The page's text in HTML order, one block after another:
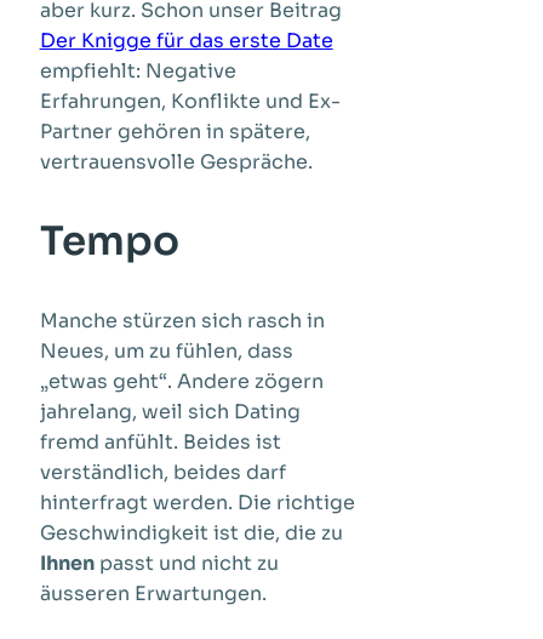
aber kurz. Schon unser Beitrag
Der Knigge für das erste Date
empfiehlt: Negative
Erfahrungen, Konflikte und Ex-
Partner gehören in spätere,
vertrauensvolle Gespräche.
Tempo
Manche stürzen sich rasch in
Neues, um zu fühlen, dass
„etwas geht“. Andere zögern
jahrelang, weil sich Dating
fremd anfühlt. Beides ist
verständlich, beides darf
hinterfragt werden. Die richtige
Geschwindigkeit ist die, die zu
Ihnenpasst und nicht zu
äusseren Erwartungen.